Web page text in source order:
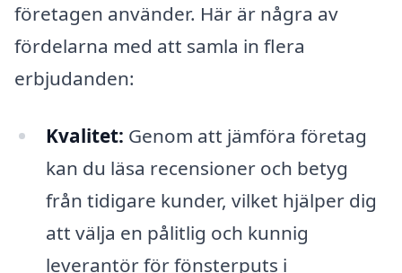
företagen använder. Här är några av
fördelarna med att samla in flera
erbjudanden:
Kvalitet: Genom att jämföra företag
kan du läsa recensioner och betyg
från tidigare kunder, vilket hjälper dig
att välja en pålitlig och kunnig
leverantör för fönsterputs i